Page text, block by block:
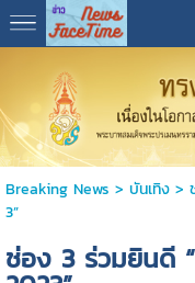
Breaking News > บันเทิง>
3”
ช่อง 3 ร่วมยินดี